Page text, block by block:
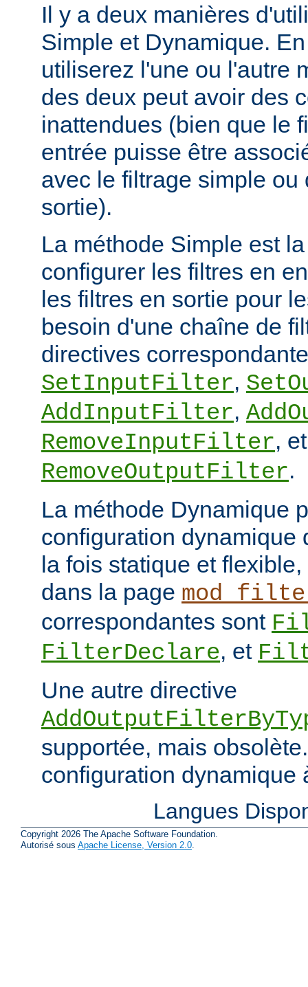
Il y a deux manières
Simple et Dynamique.
utiliserez l'une ou l'autre
des deux peut avoir des
inattendues (bien que le
entrée puisse être
avec le filtrage simple ou
sortie).
La méthode Simple est
configurer les filtres en
les filtres en sortie pour
besoin d'une chaîne de
directives
SetInputFilter,
AddInputFilter,
RemoveInputFilter, et
RemoveOutputFilter.
La méthode Dynamique
configuration dynamique
la fois statique et
dans la page
correspondantes sont
FilterDeclare, et
Une autre directive
supportée, mais
configuration dynamique
Langues
Copyright 2026 The Apache Software Foundation.
Autorisé sous Apache License, Version 2.0.